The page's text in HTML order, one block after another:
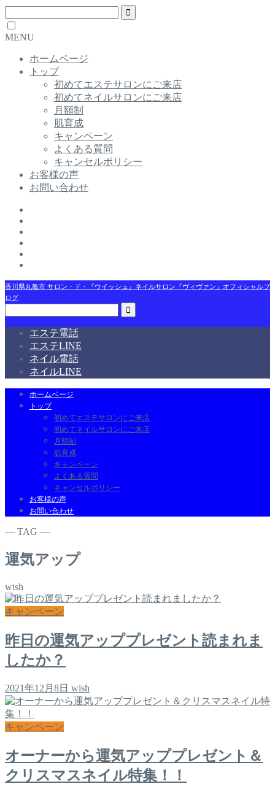
MENU
ホームページ
トップ
初めてエステサロンにご来店
初めてネイルサロンにご来店
月額制
肌育成
キャンペーン
よくある質問
キャンセルポリシー
お客様の声
お問い合わせ
香川県丸亀市 サロン・ド・『ウイッシュ』ネイルサロン『ヴィヴァン』オフィシャルブ
ログ
エステ電話
エステLINE
ネイル電話
ネイルLINE
ホームページ
トップ
初めてエステサロンにご来店
初めてネイルサロンにご来店
月額制
肌育成
キャンペーン
よくある質問
キャンセルポリシー
お客様の声
お問い合わせ
― TAG ―
運気アップ
wish
キャンペーン
昨日の運気アッププレゼント読まれま
したか？
2021年12月8日 wish
キャンペーン
オーナーから運気アッププレゼント＆
クリスマスネイル特集！！